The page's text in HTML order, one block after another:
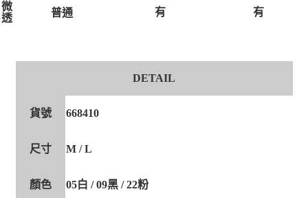
微
透
普通 有 有
DETAIL
貨號 668410
尺寸 M / L
顏色 05白 / 09黑 / 22粉